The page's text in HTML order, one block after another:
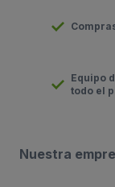
Equipo
todo el
Nuestra